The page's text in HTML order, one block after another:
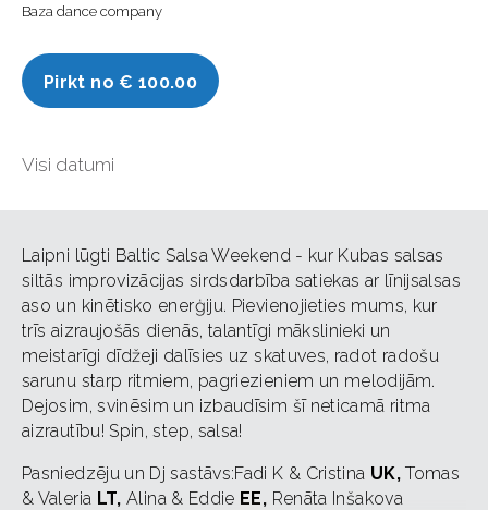
Baza dance company
Pirkt no € 100.00
Visi datumi
Laipni lūgti Baltic Salsa Weekend - kur Kubas salsas
siltās improvizācijas sirdsdarbība satiekas ar līnijsalsas
aso un kinētisko enerģiju. Pievienojieties mums, kur
trīs aizraujošās dienās, talantīgi mākslinieki un
meistarīgi dīdžeji dalīsies uz skatuves, radot radošu
sarunu starp ritmiem, pagriezieniem un melodijām.
Dejosim, svinēsim un izbaudīsim šī neticamā ritma
aizrautību! Spin, step, salsa!
Pasniedzēju un Dj sastāvs:Fadi K & Cristina UK,Tomas
& Valeria LT, Alina & Eddie EE, Renāta Inšakova